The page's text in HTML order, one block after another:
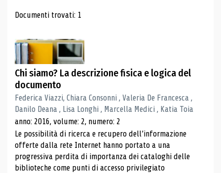
Risultati di ricerca
Documenti trovati: 1
Chi siamo? La descrizione fisica e logica del
documento
Federica Viazzi, Chiara Consonni , Valeria De Francesca ,
Danilo Deana , Lisa Longhi , Marcella Medici , Katia Toia
anno: 2016, volume: 2, numero: 2
Le possibilità di ricerca e recupero dell’informazione
offerte dalla rete Internet hanno portato a una
progressiva perdita di importanza dei cataloghi delle
biblioteche come punti di accesso privilegiato